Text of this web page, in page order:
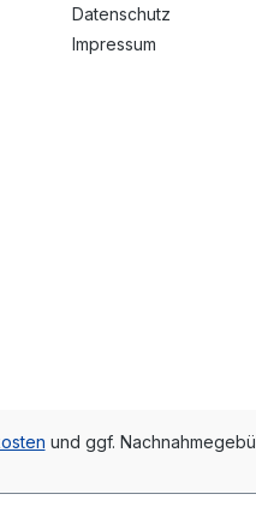
Datenschutz
Impressum
und ggf.